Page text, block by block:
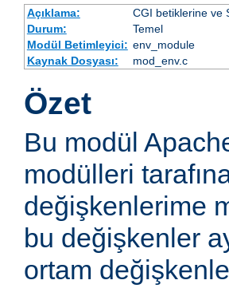
Açıklama:
CGI betiklerine ve
Durum:
Temel
Modül Betimleyici: env_module
Kaynak Dosyası:
mod_env.c
Özet
Bu modül
modülleri
değişkenlerime
bu değişkenler
ortam